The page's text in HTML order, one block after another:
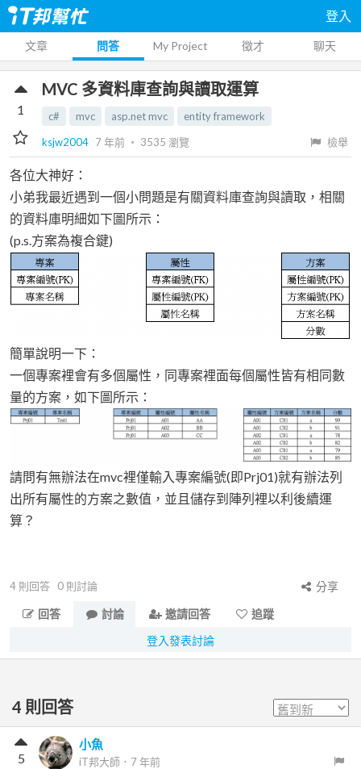
登入
文章 問答 My Project 徵才 聊天
MVC 多資料庫查詢與讀取運算
c# mvc asp.net mvc
entity framework
ksjw2004 7 年前 ‧ 3535 瀏覽 檢舉
1
各位大神好：
小弟我最近遇到一個小問題是有關資料庫查詢與讀取，相關
的資料庫明細如下圖所示：
(p.s.方案為複合鍵)
簡單說明一下：
一個專案裡會有多個屬性，同專案裡面每個屬性皆有相同數
量的方案，如下圖所示：
請問有無辦法在mvc裡僅輸入專案編號(即Prj01)就有辦法列
出所有屬性的方案之數值，並且儲存到陣列裡以利後續運
算？
4 則回答 0 則討論
分享
回答
討論 邀請回答
追蹤
登入發表討論
4 則回答
小魚
iT邦大師 ． 7 年前
5